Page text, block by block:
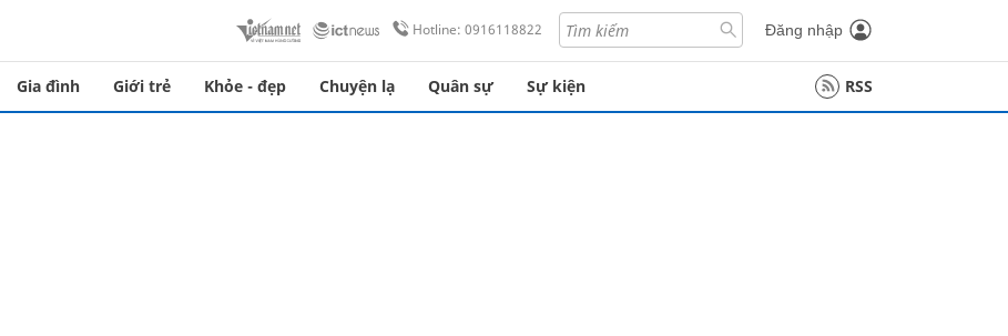
Hotline: 0916118822 Đăng nhập
Gia đình Giới trẻ Khỏe - đẹp Chuyện lạ Quân sự Sự kiện RSS